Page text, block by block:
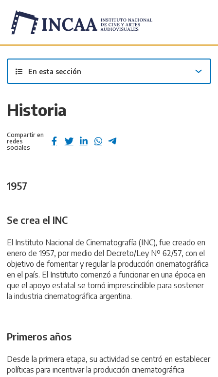
En esta sección
Historia
Compartir en
redes
sociales
1957
Se crea el INC
El Instituto Nacional de Cinematografía (INC), fue creado en
enero de 1957, por medio del Decreto/Ley Nº 62/57, con el
objetivo de fomentar y regular la producción cinematográfica
en el país. El Instituto comenzó a funcionar en una época en
que el apoyo estatal se tornó imprescindible para sostener
la industria cinematográfica argentina.
Primeros años
Desde la primera etapa, su actividad se centró en establecer
políticas para incentivar la producción cinematográfica